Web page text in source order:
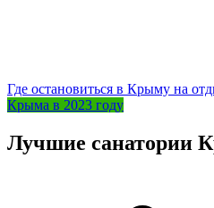
Где остановиться в Крыму на
Крыма в 2023 году
Лучшие санатории